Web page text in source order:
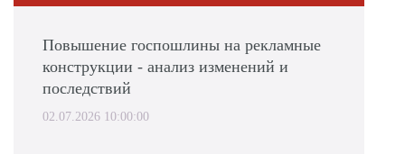
Повышение госпошлины на рекламные
конструкции - анализ изменений и
последствий
02.07.2026 10:00:00